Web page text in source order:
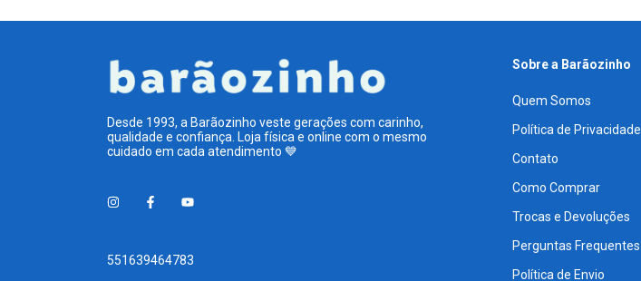
Desde 1993, a Barãozinho veste gerações com carinho,
qualidade e confiança. Loja física e online com o mesmo
cuidado em cada atendimento 💙
551639464783
Sobre a Barãozinho
Quem Somos
Política de Privacidade
Contato
Como Comprar
Trocas e Devoluções
Perguntas Frequentes
Política de Envio